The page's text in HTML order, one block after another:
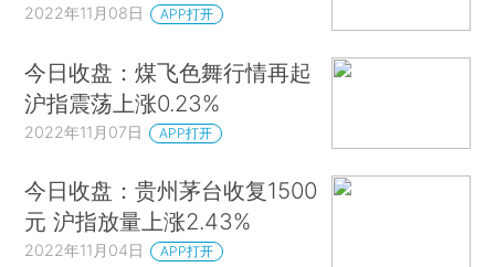
2022年11月08日 APP打开
今日收盘：煤飞色舞行情再起
沪指震荡上涨0.23%
2022年11月07日 APP打开
今日收盘：贵州茅台收复1500
元 沪指放量上涨2.43%
2022年11月04日 APP打开